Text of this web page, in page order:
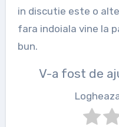
in discutie este o
fara indoiala vine la
bun.
V-a fost de